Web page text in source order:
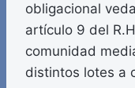
obligacional
artículo 9 del
comunidad
distintos lotes a